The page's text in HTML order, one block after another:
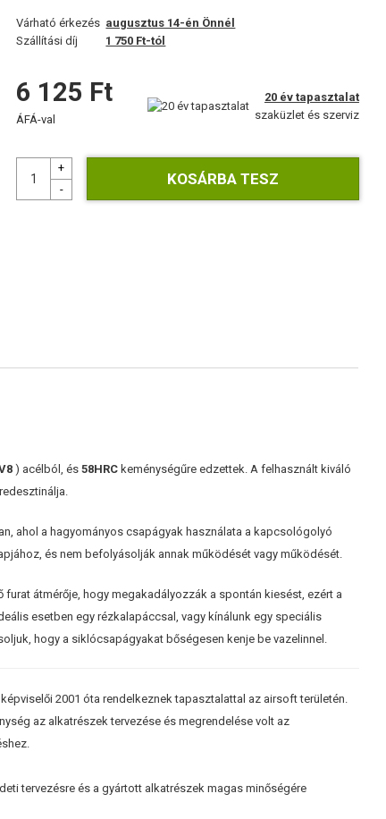
Várható érkezés augusztus 14-én Önnél
Szállítási díj
1 750 Ft-tól
6 125 Ft
ÁFÁ-val
20 év tapasztalat
szaküzlet és szerviz
) acélból, és58HRC keménységűre edzettek. A felhasznált kiváló
ahol a hagyományos csapágyak használata a kapcsológolyó
és nem befolyásolják annak működését vagy működését.
furat átmérője, hogy megakadályozzák a spontán kiesést, ezért a
esetben egy rézkalapáccsal, vagy kínálunk egy speciális
hogy a siklócsapágyakat bőségesen kenje be vazelinnel.
2001 óta rendelkeznek tapasztalattal az airsoft területén.
az alkatrészek tervezése és megrendelése volt az
tervezésre és a gyártott alkatrészek magas minőségére